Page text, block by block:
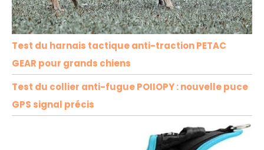
Test du harnais tactique anti-traction PETAC
GEAR pour grands chiens
Test du collier anti-fugue POIIOPY : nouvelle puce
GPS signal précis